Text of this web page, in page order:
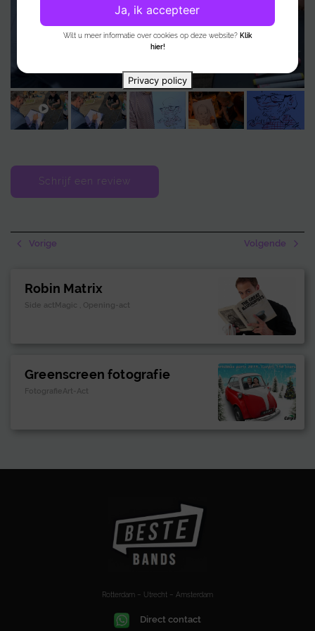
het gebied van snelheid en kleurgebruik.
wat zorgt voor extra interactie met het publiek. De karikaturen worden
vervolgens geprint op ansichtkaartformaat, zodat gasten hun unieke
aandenken direct mee naar huis kunnen nemen.
Schrijf een review
Vorige Volgende
Robin Matrix
Side actMagic , Opening-act
Greenscreen fotografie
FotografieArt-Act
Rotterdam – Utrecht – Amsterdam
Direct contact
Wilt u meer informatie over cookies op deze website? Klik
hier!
Ja, ik accepteer
Privacy policy